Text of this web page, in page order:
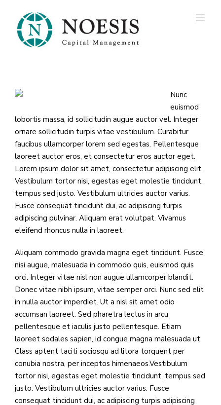
inhoud
Nunc
euismod
lobortis massa, id sollicitudin augue auctor vel. Integer
ornare sollicitudin turpis vitae vestibulum. Curabitur
faucibus ullamcorper lorem sed egestas. Pellentesque
laoreet auctor eros, et consectetur eros auctor eget.
Lorem ipsum dolor sit amet, consectetur adipiscing elit.
Vestibulum tortor nisi, egestas eget molestie tincidunt,
tempus sed justo. Vestibulum ultricies auctor varius.
Fusce consequat tincidunt dui, ac adipiscing turpis
adipiscing pulvinar. Aliquam erat volutpat. Vivamus
eleifend rhoncus nulla in laoreet.
Aliquam commodo gravida magna eget tincidunt. Fusce
nisi augue, malesuada in commodo quis, euismod quis
orci. Integer vitae nisl non augue ullamcorper blandit.
Donec vitae nibh ipsum, vitae semper orci. Nunc sed elit
in nulla auctor imperdiet. Ut a nisl sit amet odio
accumsan laoreet. Sed pharetra lectus in arcu
pellentesque et iaculis justo pellentesque. Etiam
laoreet sodales sapien, id congue magna malesuada ut.
Class aptent taciti sociosqu ad litora torquent per
conubia nostra, per inceptos himenaeos.Vestibulum
tortor nisi, egestas eget molestie tincidunt, tempus sed
justo. Vestibulum ultricies auctor varius. Fusce
consequat tincidunt dui, ac adipiscing turpis adipiscing